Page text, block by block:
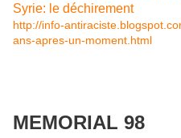
Syrie: le déchirement
http://info-
ans-apres-un-moment.html
MEMORIAL 98